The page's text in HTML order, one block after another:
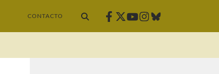
CONTACTO Facebook
Twitter
Youtube
Instagram
Bluesky